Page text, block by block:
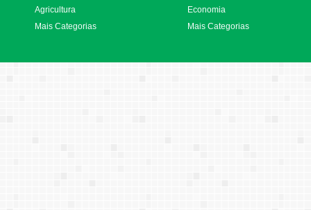
Agricultura
Mais Categorias
Economia
Mais Categorias